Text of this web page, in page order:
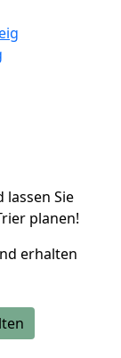
lassen Sie
planen!
erhalten